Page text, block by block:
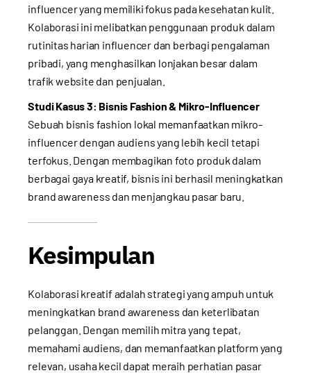
influencer yang memiliki fokus pada kesehatan kulit.
Kolaborasi ini melibatkan penggunaan produk dalam
rutinitas harian influencer dan berbagi pengalaman
pribadi, yang menghasilkan lonjakan besar dalam
trafik website dan penjualan.
Studi Kasus 3: Bisnis Fashion & Mikro-Influencer
Sebuah bisnis fashion lokal memanfaatkan mikro-
influencer dengan audiens yang lebih kecil tetapi
terfokus. Dengan membagikan foto produk dalam
berbagai gaya kreatif, bisnis ini berhasil meningkatkan
brand awareness dan menjangkau pasar baru.
Kesimpulan
Kolaborasi kreatif adalah strategi yang ampuh untuk
meningkatkan brand awareness dan keterlibatan
pelanggan. Dengan memilih mitra yang tepat,
memahami audiens, dan memanfaatkan platform yang
relevan, usaha kecil dapat meraih perhatian pasar